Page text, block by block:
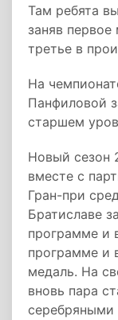
Там ребята
заняв
третье в
На
Панфиловой
старшем
Новый сезон
вместе с
Гран-при
Братиславе
программе и
программе и
медаль. На
вновь пара